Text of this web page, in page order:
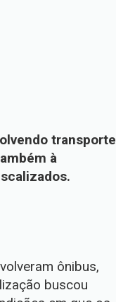
transporte
à
ônibus,
buscou